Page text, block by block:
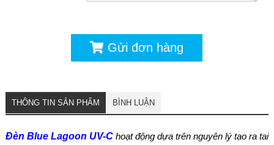
Gửi đơn hàng
THÔNG TIN SẢN PHẨM BÌNH LUẬN
Đèn Blue Lagoon UV-C hoạt động dựa trên nguyên lý tạo ra tai